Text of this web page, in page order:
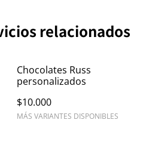
relacionados
Chocolates Russ
personalizados
$10.000
MÁS VARIANTES DISPONIBLES